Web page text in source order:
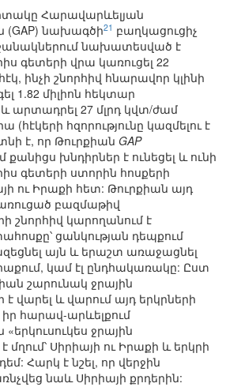
Հարավարևելյան
նախագծի21 բաղկացուցիչ
նախատեսված է
գետերի վրա կառուցել 22
ինչի շնորհիվ հնարավոր կլինի
1.82 միլիոն հեկտար
արտադրել 27 մլրդ կվտ/ժամ
(հէկերի հզորությունը կազմելու է
է, որ Թուրքիան GAP
քանիցս խնդիրներ է ունեցել և ունի
գետերի ստորին հոսքերի
ու Իրաքի հետ: Թուրքիան այդ
բազմաթիվ
շնորհիվ կարողանում է
ցանկության դեպքում
այն և երաշտ առաջացնել
կամ էլ ընդհակառակը: Ըստ
շարունակ ջրային
վարել և վարում այդ երկրների
հարավ-արևելքում
ջրային
է մղում՝ Սիրիայի ու Իրաքի և երկրի
Հարկ է նշել, որ վերջին
նաև Սիրիայի քրդերին: